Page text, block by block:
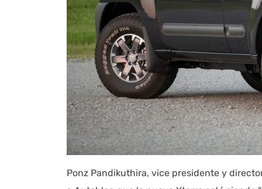
Ponz Pandikuthira, vice presidente y